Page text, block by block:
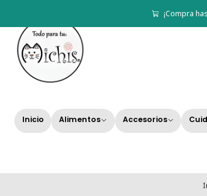
Inicio Alimentos Accesorios
¡Compra